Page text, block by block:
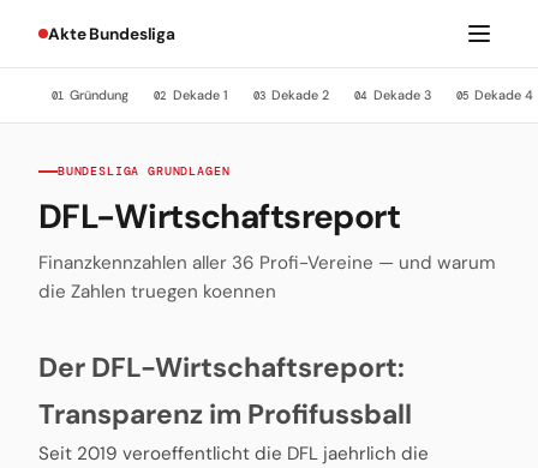
Akte Bundesliga
01 Gründung 02 Dekade 1 03 Dekade 2 04 Dekade 3 05 Dekade 4
BUNDESLIGA GRUNDLAGEN
DFL-Wirtschaftsreport
Finanzkennzahlen aller 36 Profi-Vereine — und warum
die Zahlen truegen koennen
Der DFL-Wirtschaftsreport:
Transparenz im Profifussball
Seit 2019 veroeffentlicht die DFL jaehrlich die